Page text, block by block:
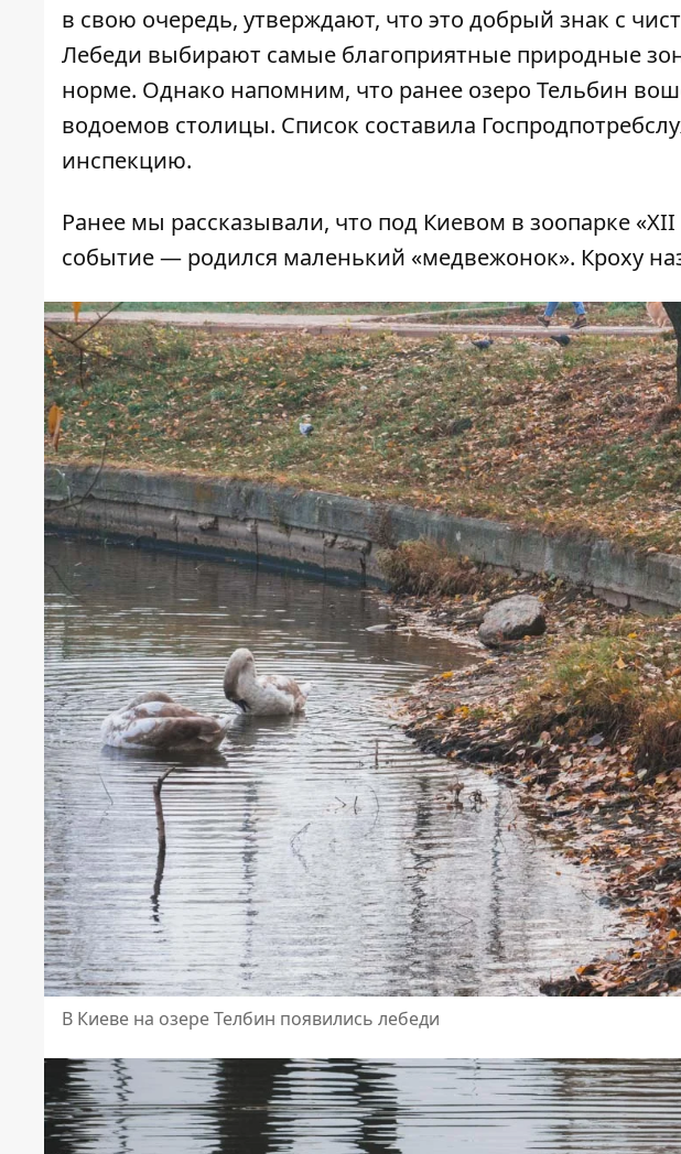
в свою очередь, утверждают, что это добрый знак с
Лебеди выбирают самые благоприятные природные
норме. Однако напомним, что ранее озеро Тельбин
водоемов столицы. Список составила
инспекцию.
Ранее мы рассказывали, что под Киевом в зоопарке
событие — родился маленький «медвежонок». Кроху
В Киеве на озере Телбин появились лебеди